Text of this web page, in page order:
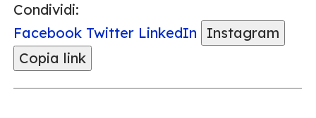
Condividi:
Facebook Twitter LinkedIn
Instagram
Copia link